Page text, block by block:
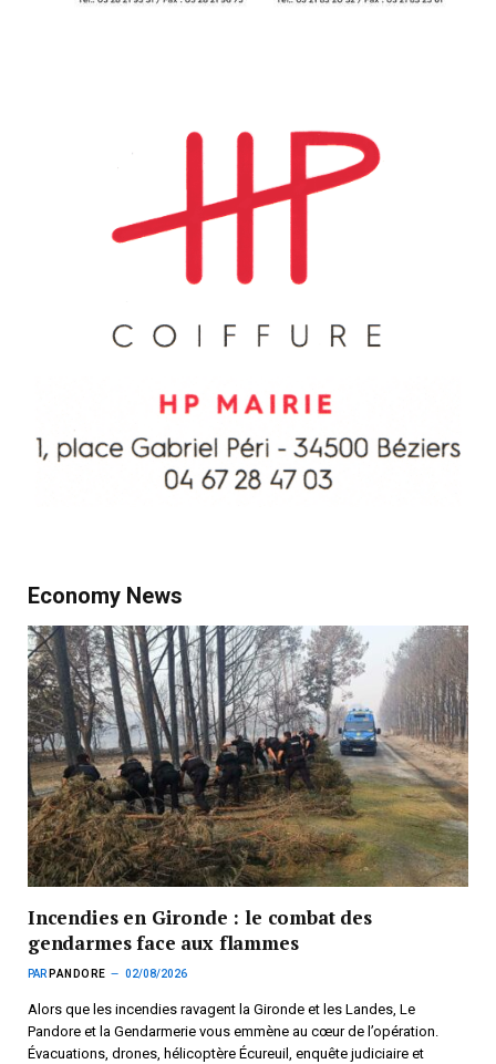
Economy News
Incendies en Gironde : le combat des
gendarmes face aux flammes
PAR PANDORE 02/08/2026
Alors que les incendies ravagent la Gironde et les Landes, Le
Pandore et la Gendarmerie vous emmène au cœur de l’opération.
Évacuations, drones, hélicoptère Écureuil, enquête judiciaire et